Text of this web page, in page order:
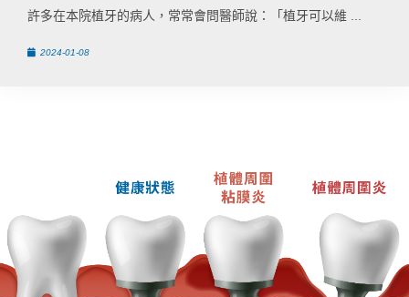
許多在本院植牙的病人，常常會問醫師說：「植牙可以維 ...
2024-01-08